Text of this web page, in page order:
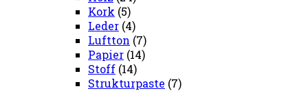
Kork (5)
Leder (4)
Luftton (7)
Papier (14)
Stoff (14)
Strukturpaste (7)